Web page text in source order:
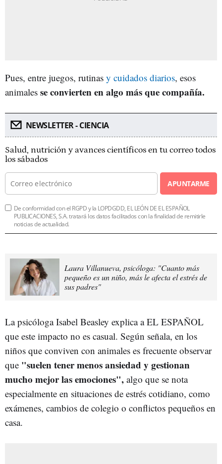
Pues, entre juegos, rutinas y cuidados diarios, esos
animales se convierten en algo más que compañía.
NEWSLETTER - CIENCIA
Salud, nutrición y avances científicos en tu correo todos
los sábados
APUNTARME
De conformidad con el RGPD y la LOPDGDD, EL LEÓN DE EL ESPAÑOL
PUBLICACIONES, S.A. tratará los datos facilitados con la finalidad de remitirle
noticias de actualidad.
Laura Villanueva, psicóloga: "Cuanto más
pequeño es un niño, más le afecta el estrés de
sus padres"
La psicóloga Isabel Beasley explica a EL ESPAÑOL
que este impacto no es casual. Según señala, en los
niños que conviven con animales es frecuente observar
que "suelen tener menos ansiedad y gestionan
mucho mejor las emociones", algo que se nota
especialmente en situaciones de estrés cotidiano, como
exámenes, cambios de colegio o conflictos pequeños en
casa.